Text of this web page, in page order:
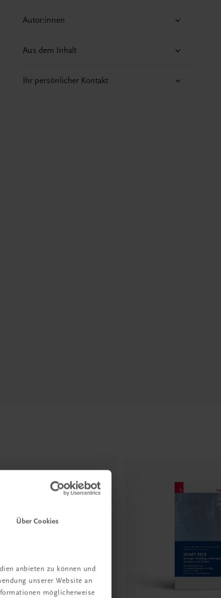
Über Cookies
anbieten zu können und
unserer Website an
möglicherweise
Autor:innen
Aus dem Inhalt
Ihr persönlicher Kontakt